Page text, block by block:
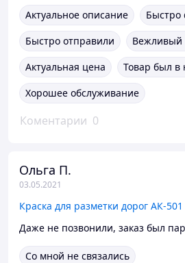
Актуальное описание
Быстро
Быстро отправили
Вежливый
Актуальная цена
Товар был в
Хорошее обслуживание
Коментарии 0
Ольга П.
03.05.2021
Даже не позвонили, заказ был
Со мной не связались